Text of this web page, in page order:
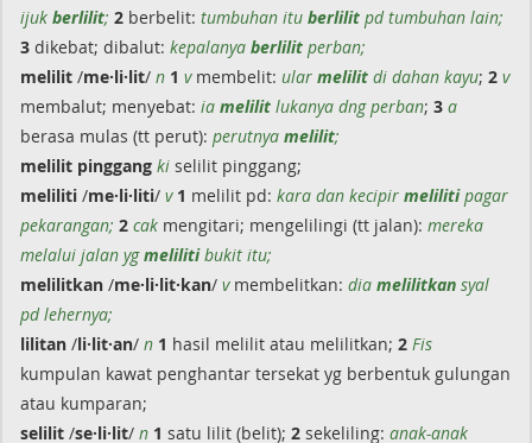
ijuk berlilit; 2 berbelit: tumbuhan itu berlilit pd tumbuhan lain;
3 dikebat; dibalut: kepalanya berlilit perban;
melilit /me·li·lit/ n 1 vmembelit: ular melilit di dahan kayu; 2 v
membalut; menyebat: ia melilit lukanya dng perban; 3 a
berasa mulas (tt perut): perutnya melilit;
melilit pinggang ki selilit pinggang;
meliliti /me·li·liti/ v 1 melilit pd: kara dan kecipir melilitipagar
pekarangan; 2 cak mengitari; mengelilingi (tt jalan): mereka
melalui jalan ygmelilitibukit itu;
melilitkan /me·li·lit·kan/ vmembelitkan: dia melilitkan syal
pd lehernya;
lilitan /li·lit·an/ n 1 hasil melilit atau melilitkan; 2 Fis
kumpulan kawat penghantar tersekat yg berbentuk gulungan
atau kumparan;
selilit /se·li·lit/ n 1 satu lilit (belit); 2 sekeliling: anak-anak